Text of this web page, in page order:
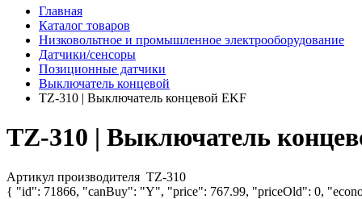
Главная
Каталог товаров
Низковольтное и промышленное электрооборудование
Датчики/сенсоры
Позиционные датчики
Выключатель концевой
TZ-310 | Выключатель концевой EKF
TZ-310 | Выключатель
Артикул производителя TZ-310
{ "id": 71866, "canBuy": "Y", "price": 767.99, "priceOld": 0,